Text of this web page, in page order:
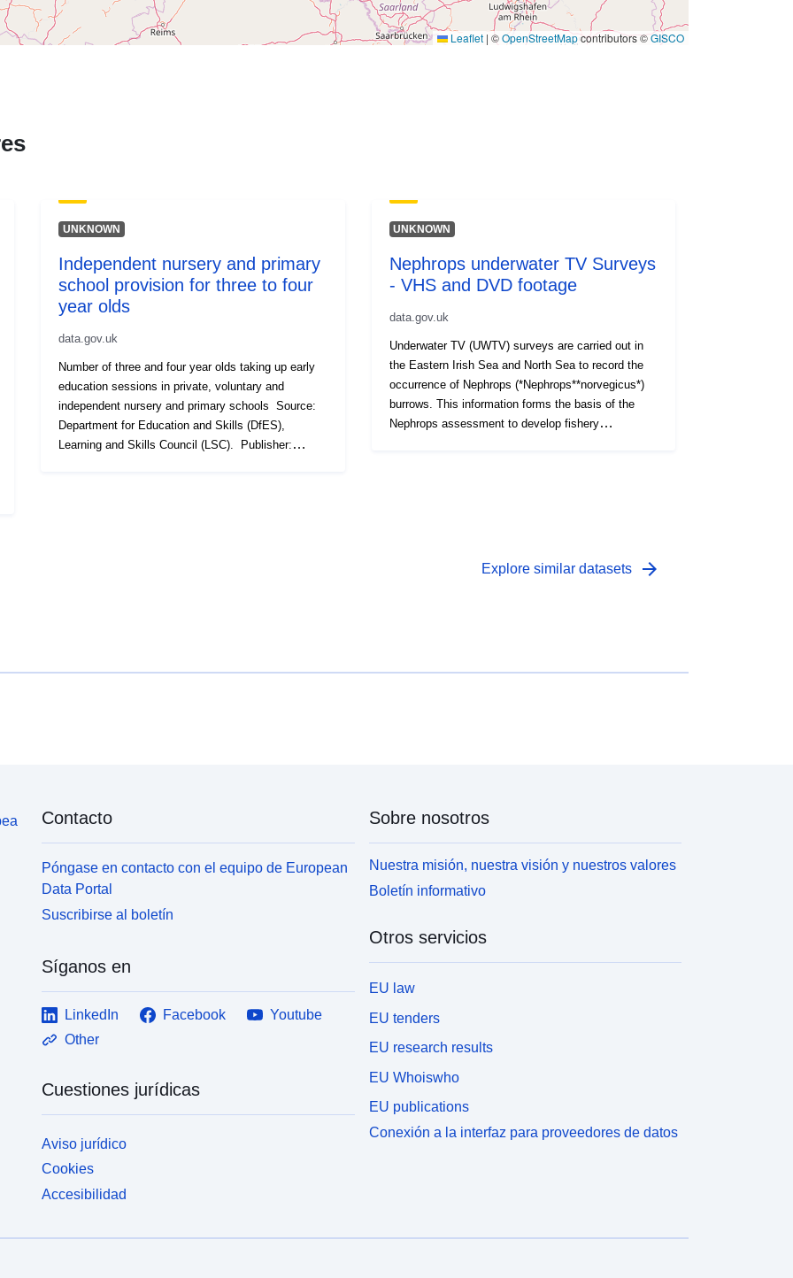
Leaflet | ©OpenStreetMapcontributors ©GISCO
UNKNOWN
Independent nursery and primary
school provision for three to four
year olds
data.gov.uk
Number of three and four year olds taking up early
education sessions in private, voluntary and
independent nursery and primary schools Source:
Department for Education and Skills (DfES),
Learning and Skills Council (LSC). Publisher:
UNKNOWN
Nephrops underwater TV Surveys
- VHS and DVD footage
data.gov.uk
Underwater TV (UWTV) surveys are carried out in
the Eastern Irish Sea and North Sea to record the
occurrence of Nephrops (*Nephrops**norvegicus*)
burrows. This information forms the basis of the
Nephrops assessment to develop fishery
Explore similar datasets arrow_forward
Contacto
Póngase en contacto con el equipo de European
Data Portal
Suscribirse al boletín
Síganos en
LinkedIn Facebook
Youtube
Other
Cuestiones jurídicas
Aviso jurídico
Cookies
Accesibilidad
Sobre nosotros
Nuestra misión, nuestra visión y nuestros valores
Boletín informativo
Otros servicios
EU law
EU tenders
EU research results
EU Whoiswho
EU publications
Conexión a la interfaz para proveedores de datos